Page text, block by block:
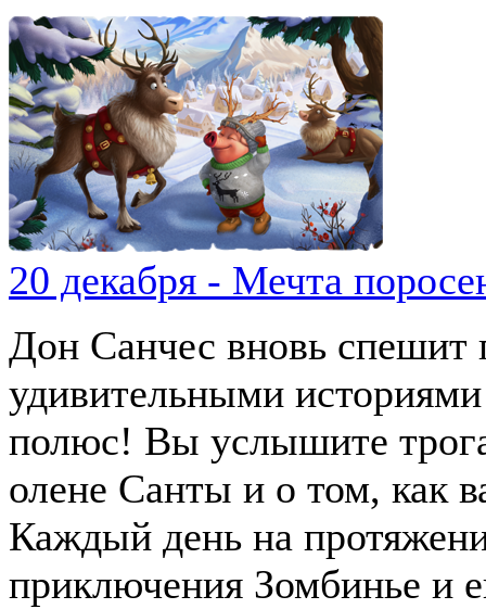
20 декабря - Мечта
Дон Санчес вновь спешит
удивительными
полюс! Вы услышите
олене Санты и о том, как
Каждый день на
приключения Зомбинье и